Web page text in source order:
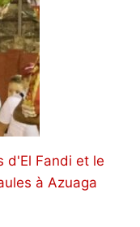
d'El Fandi et le
à Azuaga